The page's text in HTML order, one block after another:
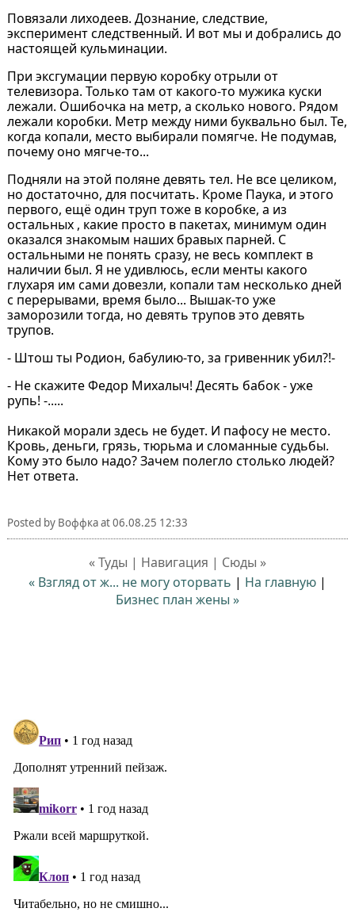
Повязали лиходеев. Дознание, следствие,
эксперимент следственный. И вот мы и добрались до
настоящей кульминации.
При эксгумации первую коробку отрыли от
телевизора. Только там от какого-то мужика куски
лежали. Ошибочка на метр, а сколько нового. Рядом
лежали коробки. Метр между ними буквально был. Те,
когда копали, место выбирали помягче. Не подумав,
почему оно мягче-то...
Подняли на этой поляне девять тел. Не все целиком,
но достаточно, для посчитать. Кроме Паука, и этого
первого, ещё один труп тоже в коробке, а из
остальных , какие просто в пакетах, минимум один
оказался знакомым наших бравых парней. С
остальными не понять сразу, не весь комплект в
наличии был. Я не удивлюсь, если менты какого
глухаря им сами довезли, копали там несколько дней
с перерывами, время было... Вышак-то уже
заморозили тогда, но девять трупов это девять
трупов.
- Штош ты Родион, бабулию-то, за гривенник убил?!-
- Не скажите Федор Михалыч! Десять бабок - уже
рупь! -.....
Никакой морали здесь не будет. И пафосу не место.
Кровь, деньги, грязь, тюрьма и сломанные судьбы.
Кому это было надо? Зачем полегло столько людей?
Нет ответа.
Posted by Воффкаat06.08.25 12:33
« Туды | Навигация | Сюды »
« Взгляд от ж... не могу оторвать | На главную |
Бизнес план жены »